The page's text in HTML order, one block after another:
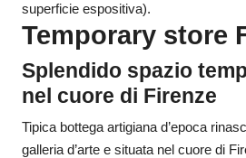
superficie espositiva).
Temporary store
Splendido spazio
nel cuore di Firenze
Tipica bottega artigiana d’epoca
galleria d’arte e situata nel cuore di